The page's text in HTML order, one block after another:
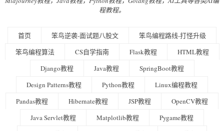
程教程。
首页 笨鸟逆袭-面试题八股文
笨鸟编程路线-打怪升级
笨鸟编程算法
CS自学指南 Flask教程
HTML教程
Django教程
Java教程
SpringBoot教程
Design Patterns教程
Python教程
Linux编程教程
Pandas教程
Hibernate教程 JSP教程
OpenCV教程
Java Servlet教程
Matplotlib教程
Pygame教程